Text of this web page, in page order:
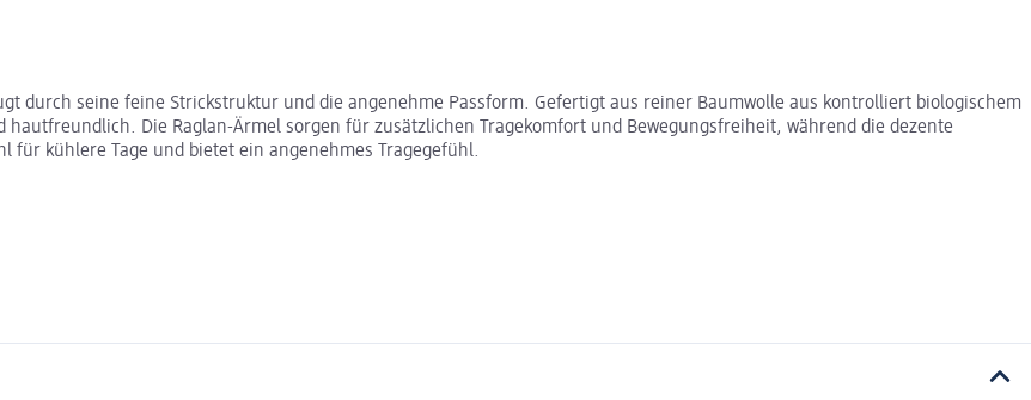
durch seine feine Strickstruktur und die angenehme Passform. Gefertigt aus reiner Baumwolle aus kontrolliert biologischem
Die Raglan-Ärmel sorgen für zusätzlichen Tragekomfort und Bewegungsfreiheit, während die dezente
für kühlere Tage und bietet ein angenehmes Tragegefühl.